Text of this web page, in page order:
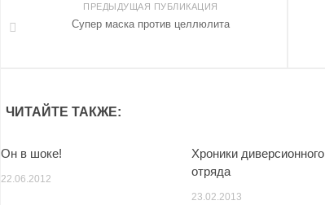
ПРЕДЫДУЩАЯ ПУБЛИКАЦИЯ
Супер маска против целлюлита
ЧИТАЙТЕ ТАКЖЕ:
Он в шоке!
22.06.2012
Хроники диверсионного
отряда
23.02.2013